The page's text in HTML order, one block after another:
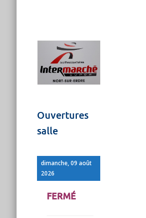
Ouvertures
salle
dimanche, 09 août
2026
FERMÉ